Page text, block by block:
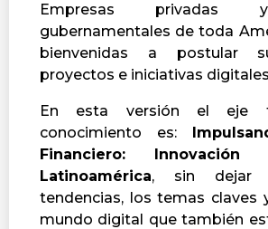
Empresas privadas
gubernamentales de toda
bienvenidas a postular
proyectos e iniciativas
En esta versión el eje
conocimiento es:
Financiero: Innovación
Latinoamérica, sin dejar
tendencias, los temas claves
mundo digital que también